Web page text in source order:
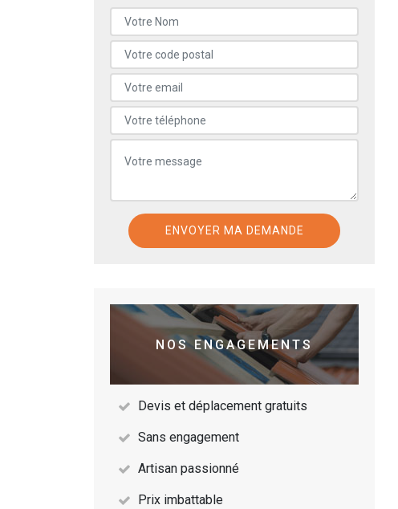
NOS ENGAGEMENTS
Devis et déplacement gratuits
Sans engagement
Artisan passionné
Prix imbattable